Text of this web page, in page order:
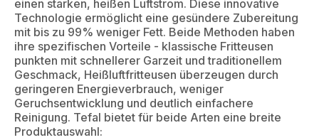
einen starken, heißen Luftstrom. Diese innovative
Technologie ermöglicht eine gesündere Zubereitung
mit bis zu 99% weniger Fett. Beide Methoden haben
ihre spezifischen Vorteile - klassische Fritteusen
punkten mit schnellerer Garzeit und traditionellem
Geschmack, Heißluftfritteusen überzeugen durch
geringeren Energieverbrauch, weniger
Geruchsentwicklung und deutlich einfachere
Reinigung. Tefal bietet für beide Arten eine breite
Produktauswahl: